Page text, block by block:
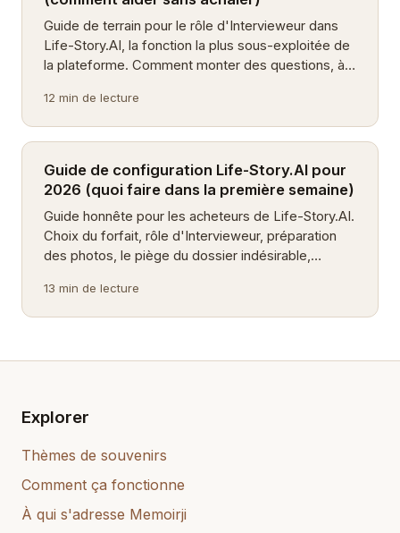
Guide de terrain pour le rôle d'Intervieweur dans
Life-Story.AI, la fonction la plus sous-exploitée de
la plateforme. Comment monter des questions, à
coordonner à plusieurs.
12 min de lecture
Guide de configuration Life-Story.AI pour
2026 (quoi faire dans la première semaine)
Guide honnête pour les acheteurs de Life-Story.AI.
Choix du forfait, rôle d'Intervieweur, préparation
des photos, le piège du dossier indésirable,
qui décide tout.
13 min de lecture
Explorer
Thèmes de souvenirs
Comment ça fonctionne
À qui s'adresse Memoirji